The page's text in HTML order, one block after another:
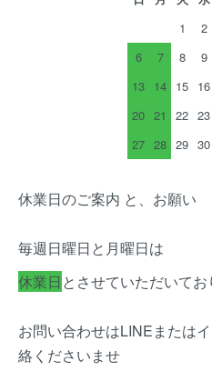
1
2
6
7 8 9
13 14 15 16
20 21 22 23
27 28 29 30
休業日のご案内 と、お願い
毎週日曜日と月曜日は
休業日 とさせていただいてお
お問い合わせはLINEまたは
絡くださいませ